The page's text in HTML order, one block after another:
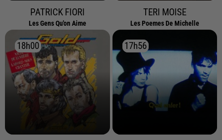
PATRICK FIORI
Les Gens Qu'on Aime
TERI MOISE
Les Poemes De Michelle
18h00
18h00 17h56
17h56